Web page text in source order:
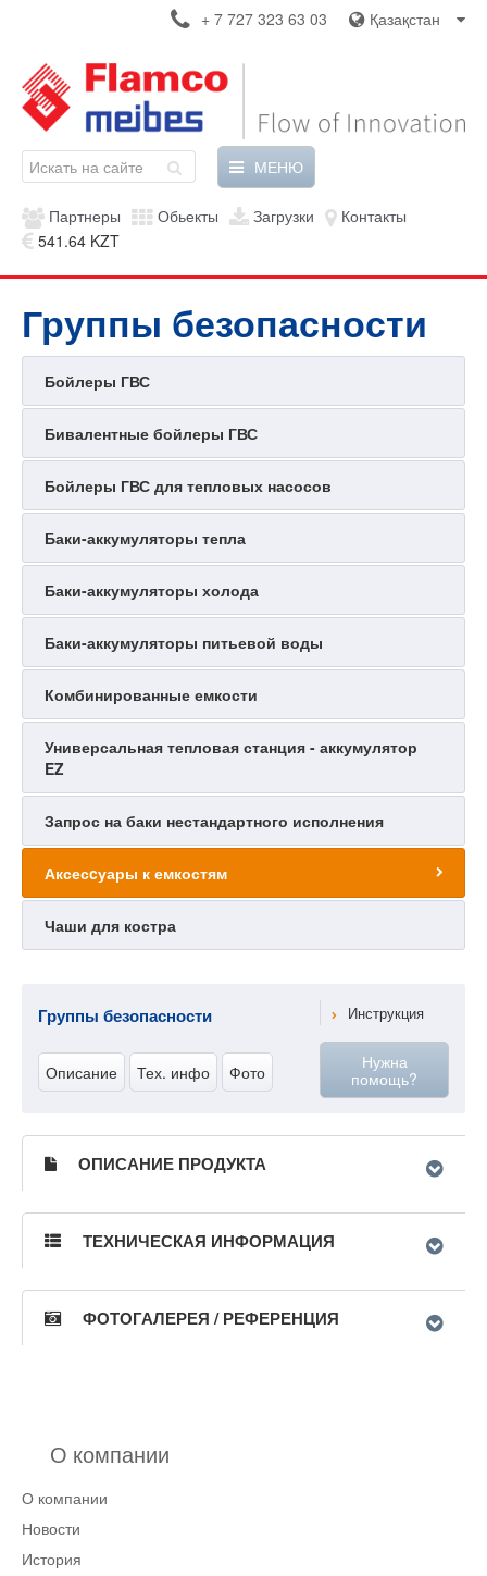
Қазақстан
+ 7 727 323 63 03
МЕНЮ
Партнеры Обьекты Загрузки
Контакты
541.64 KZT
Группы безопасности
Бойлеры ГВС
Бивалентные бойлеры ГВС
Бойлеры ГВС для тепловых насосов
Баки-аккумуляторы тепла
Баки-аккумуляторы холода
Баки-аккумуляторы питьевой воды
Комбинированные емкости
Универсальная тепловая станция - аккумулятор
EZ
Запрос на баки нестандартного исполнения
Аксесcуары к емкостям
Чаши для костра
Группы безопасности
Описание Тех. инфо Фото
Инструкция
Нужна
помощь?
ОПИСАНИЕ ПРОДУКТА
ТЕХНИЧЕСКАЯ ИНФОРМАЦИЯ
ФОТОГАЛЕРЕЯ / РЕФЕРЕНЦИЯ
О компании
О компании
Новости
История